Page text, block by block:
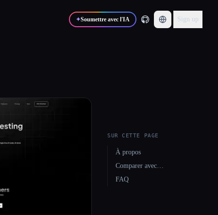
✦Soumettre avec l'IA Sign up
SUR CETTE PAGE
À propos
Comparer avec…
FAQ